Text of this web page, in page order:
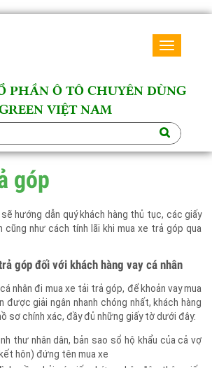
Toggle
PHẦN Ô TÔ CHUYÊN DÙNG
GREEN VIỆT NAM
góp
hướng dẫn quý khách hàng thủ tục, các giấy
cũng như cách tính lãi khi mua xe trả góp qua
góp đối với khách hàng vay cá nhân
nhân đi mua xe tải trả góp, để khoản vay mua
được giải ngân nhanh chóng nhất, khách hàng
sơ chính xác, đầy đủ những giấy tờ dưới đây:
thư nhân dân, bản sao sổ hộ khẩu của cả vợ
hôn) đứng tên mua xe